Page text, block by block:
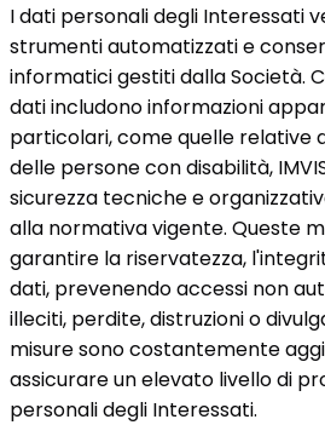
​I dati personali degli Interessati
strumenti automatizzati e
informatici gestiti dalla Società.
dati includono informazioni
particolari, come quelle relative
delle persone con disabilità,
sicurezza tecniche e
alla normativa vigente. Queste
garantire la riservatezza,
dati, prevenendo accessi non
illeciti, perdite, distruzioni o
misure sono costantemente
assicurare un elevato livello di
personali degli Interessati.